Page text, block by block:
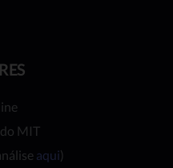
MIT
aqui)